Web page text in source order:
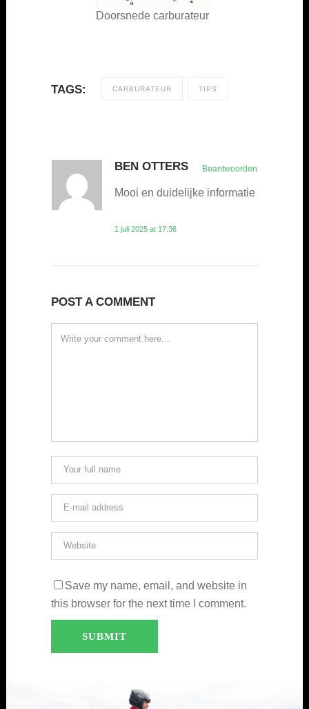
Doorsnede carburateur
TAGS: CARBURATEUR TIPS
BEN OTTERS Beantwoorden
Mooi en duidelijke informatie
1 juli 2025 at 17:36
POST A COMMENT
Save my name, email, and website in
this browser for the next time I comment.